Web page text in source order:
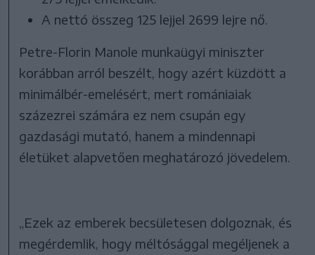
A nettó összeg 125 lejjel 2699 lejre nő.
Petre-Florin Manole munkaügyi miniszter
korábban arról beszélt, hogy azért küzdött a
minimálbér-emelésért, mert romániaiak
százezrei számára ez nem csupán egy
gazdasági mutató, hanem a mindennapi
életüket alapvetően meghatározó jövedelem.
„Ezek az emberek becsületesen dolgoznak, és
megérdemlik, hogy méltósággal megéljenek a